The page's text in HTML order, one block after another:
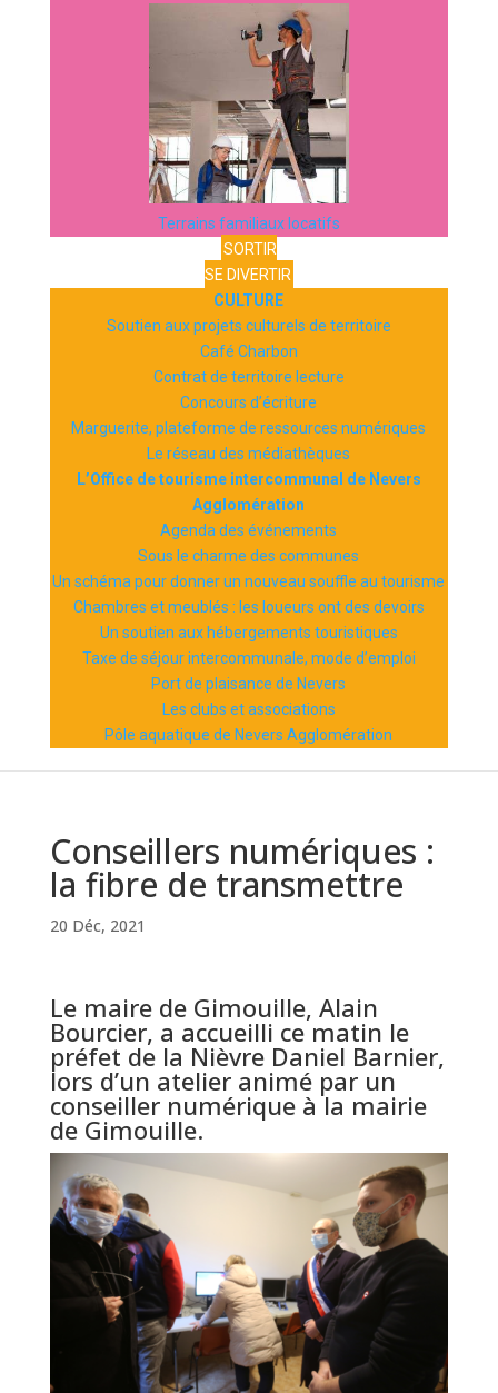
Terrains familiaux locatifs
SORTIR
SE DIVERTIR
CULTURE
Soutien aux projets culturels de territoire
Café Charbon
Contrat de territoire lecture
Concours d’écriture
Marguerite, plateforme de ressources numériques
Le réseau des médiathèques
L’Office de tourisme intercommunal de Nevers
Agglomération
Agenda des événements
Sous le charme des communes
Un schéma pour donner un nouveau souffle au tourisme
Chambres et meublés : les loueurs ont des devoirs
Un soutien aux hébergements touristiques
Taxe de séjour intercommunale, mode d’emploi
Port de plaisance de Nevers
Les clubs et associations
Pôle aquatique de Nevers Agglomération
Conseillers numériques :
la fibre de transmettre
20 Déc, 2021
Le maire de Gimouille, Alain
Bourcier, a accueilli ce matin le
préfet de la Nièvre Daniel Barnier,
lors d’un atelier animé par un
conseiller numérique à la mairie
de Gimouille.